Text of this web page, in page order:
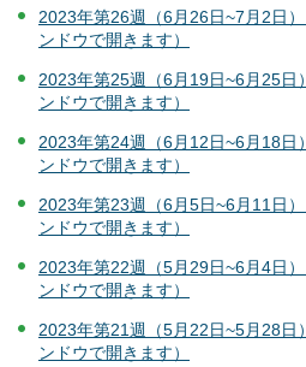
2023年第26週（6月26日~7月2日
ンドウで開きます）
2023年第25週（6月19日~6月25日
ンドウで開きます）
2023年第24週（6月12日~6月18日
ンドウで開きます）
2023年第23週（6月5日~6月11日
ンドウで開きます）
2023年第22週（5月29日~6月4日
ンドウで開きます）
2023年第21週（5月22日~5月28日
ンドウで開きます）